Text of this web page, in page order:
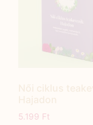
5.199 Ft